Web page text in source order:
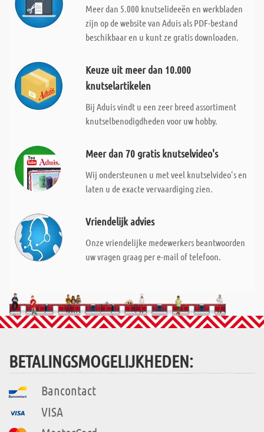
Meer dan 5.000 knutselideeën en werkbladen
zijn op de website van Aduis als PDF-bestand
beschikbaar en u kunt ze gratis downloaden.
Keuze uit meer dan 10.000
knutselartikelen
Bij Aduis vindt u een zeer breed assortiment
knutselbenodigdheden voor uw hobby.
Meer dan 70 gratis knutselvideo's
Wij ondersteunen u met veel knutselvideo's en
laten u de exacte vervaardiging zien.
Vriendelijk advies
Onze vriendelijke medewerkers beantwoorden
uw vragen graag per e-mail of telefoon.
BETALINGSMOGELIJKHEDEN:
Bancontact
VISA